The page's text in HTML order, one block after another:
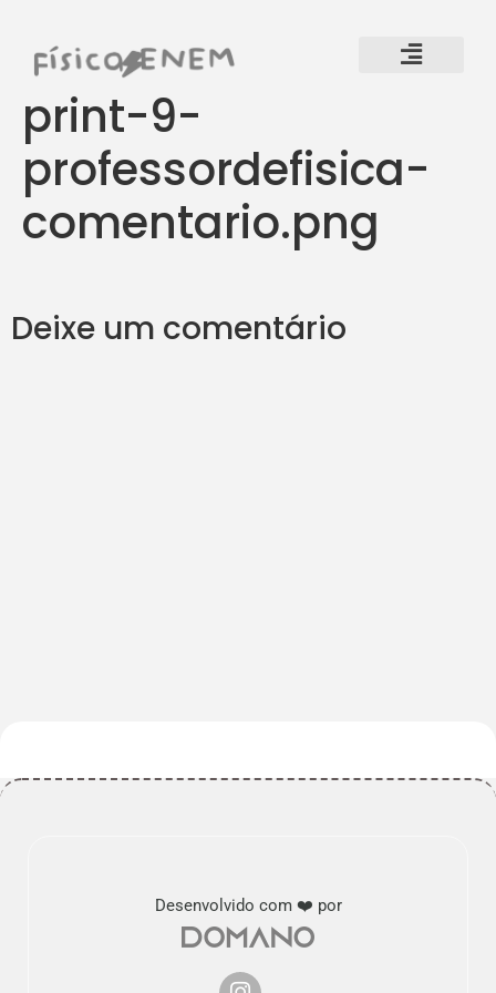
print-9-
professordefisica-
comentario.png
Deixe um comentário
Desenvolvido com ❤️ por